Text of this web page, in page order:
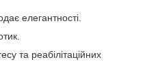
елегантності.
та реабілітаційних